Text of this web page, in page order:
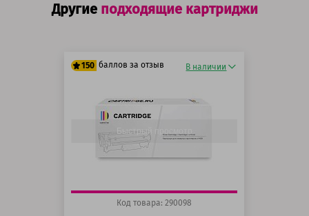
Другие подходящие картриджи
150 баллов за отзыв
125 баллов
150 баллов
В наличии
Быстрый просмотр
Код товара: 290098